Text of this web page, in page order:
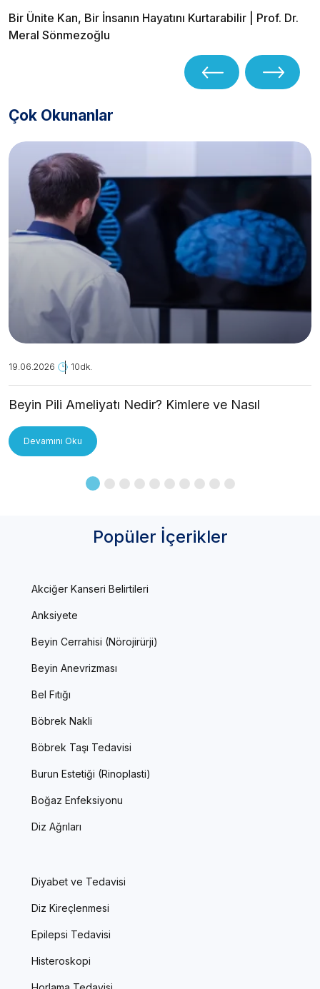
Bir Ünite Kan, Bir İnsanın Hayatını Kurtarabilir | Prof. Dr.
Meral Sönmezoğlu
Çok Okunanlar
19.06.2026 10dk.
Beyin Pili Ameliyatı Nedir? Kimlere ve Nasıl
Devamını Oku
Popüler İçerikler
Akciğer Kanseri Belirtileri
Anksiyete
Beyin Cerrahisi (Nörojirürji)
Beyin Anevrizması
Bel Fıtığı
Böbrek Nakli
Böbrek Taşı Tedavisi
Burun Estetiği (Rinoplasti)
Boğaz Enfeksiyonu
Diz Ağrıları
Diyabet ve Tedavisi
Diz Kireçlenmesi
Epilepsi Tedavisi
Histeroskopi